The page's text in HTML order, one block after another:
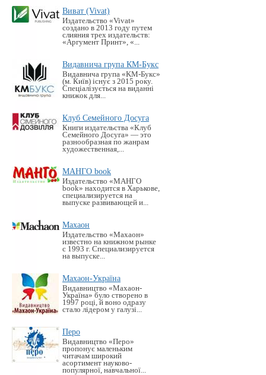
Виват (Vivat)
Издательство «Vivat»
создано в 2013 году путем
слияния трех издательств:
«Аргумент Принт», «...
Видавнича група КМ-Букс
Видавнича група «KM-Букс»
(м. Київ) існує з 2015 року.
Спеціалізується на виданні
книжок для...
Клуб Семейного Досуга
Книги издательства «Клуб
Семейного Досуга» — это
разнообразная по жанрам
художественная,...
МАНГО book
Издательство «MАНГО
book» находится в Харькове,
специализируется на
выпуске развивающей и...
Махаон
Издательство «Махаон»
известно на книжном рынке
с 1993 г. Специализируется
на выпуске...
Махаон-Україна
Видавництво «Махаон-
Україна» було створено в
1997 році, й воно одразу
стало лідером у галузі...
Перо
Видавництво «Перо»
пропонує маленьким
читачам широкий
асортимент науково-
популярної, навчальної...